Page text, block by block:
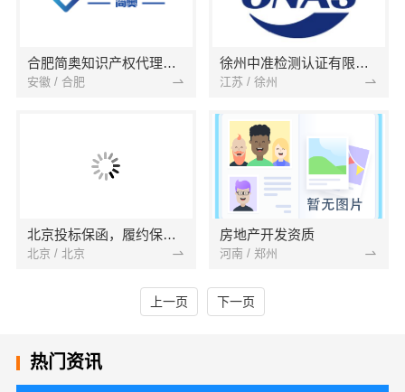
合肥简奥知识产权代理有限公司
安徽 / 合肥
徐州中准检测认证有限公司
江苏 / 徐州
北京投标保函，履约保函，预付款保函，银行保函，农民工工资保函 ，诉讼保全保函
北京 / 北京
房地产开发资质
河南 / 郑州
上一页 下一页
热门资讯